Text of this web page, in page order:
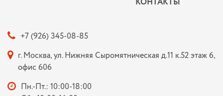
+7 (926) 345-08-85
г. Москва, ул. Нижняя Сыромятническая д.11 к.52 этаж 6,
офис 606
Пн.-Пт.: 10:00-18:00